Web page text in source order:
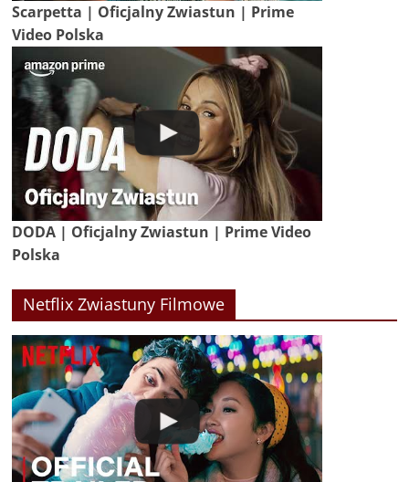
Scarpetta | Oficjalny Zwiastun | Prime
Video Polska
DODA | Oficjalny Zwiastun | Prime Video
Polska
Netflix Zwiastuny Filmowe